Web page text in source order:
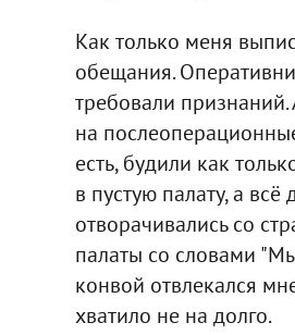
Как только меня
обещания.
требовали
на
есть, будили как
в пустую палату, а
отворачивались со
палаты со словами
конвой отвлекался
хватило не на долго.